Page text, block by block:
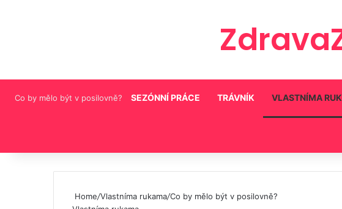
Co by mělo být v posilovně? SEZÓNNÍ PRÁCE TRÁVNÍK VLASTNÍMA
Home/Vlastníma rukama/Co by mělo být v posilovně?